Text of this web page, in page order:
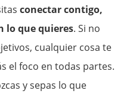
conectar contigo,
lo que quieres. Si no
cualquier cosa te
el foco en todas partes.
y sepas lo que